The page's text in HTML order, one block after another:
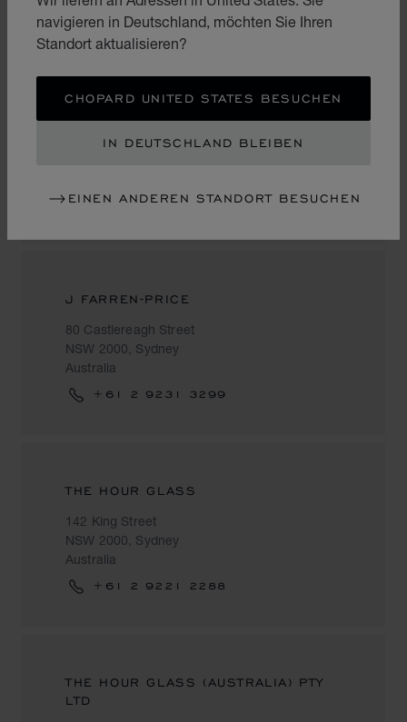
navigieren in Deutschland, möchten Sie Ihren
Standort aktualisieren?
CHOPARD UNITED STATES BESUCHEN
IN DEUTSCHLAND BLEIBEN
EINEN ANDEREN STANDORT BESUCHEN
155 George Street
The Rocks
+ 61 2 8243 8741
J FARREN-PRICE
80 Castlereagh Street
NSW 2000, Sydney
Australia
+61 2 9231 3299
THE HOUR GLASS
142 King Street
NSW 2000, Sydney
Australia
+61 2 9221 2288
THE HOUR GLASS (AUSTRALIA) PTY
LTD